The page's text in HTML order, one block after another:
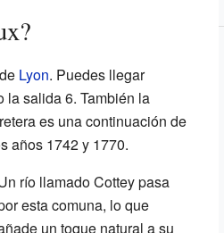
Lyon. Puedes llegar
la salida 6. También la
es una continuación de
años 1742 y 1770.
río llamado Cottey pasa
esta comuna, lo que
un toque natural a su